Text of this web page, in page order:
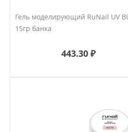
Гель моделирующий RuNail UV
15гр банка
443.30 ₽